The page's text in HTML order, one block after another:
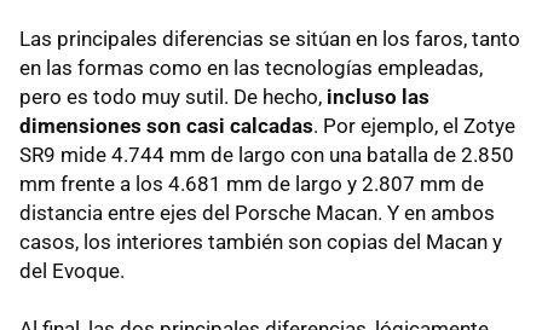
Las principales diferencias se sitúan en los faros, tanto
en las formas como en las tecnologías empleadas,
pero es todo muy sutil. De hecho, incluso las
dimensiones son casi calcadas. Por ejemplo, el Zotye
SR9 mide 4.744 mm de largo con una batalla de 2.850
mm frente a los 4.681 mm de largo y 2.807 mm de
distancia entre ejes del Porsche Macan. Y en ambos
casos, los interiores también son copias del Macan y
del Evoque.